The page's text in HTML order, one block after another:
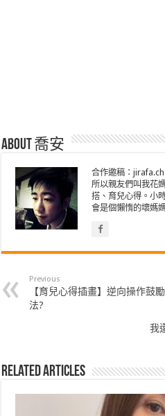
About 喬安
合作邀稿：
所以親友們叫我花
搭、育兒心得。小
會是個懶惰的壞媽
Previous
【育兒心得插畫】逆向操作鼓勵
法?
我
Related Articles